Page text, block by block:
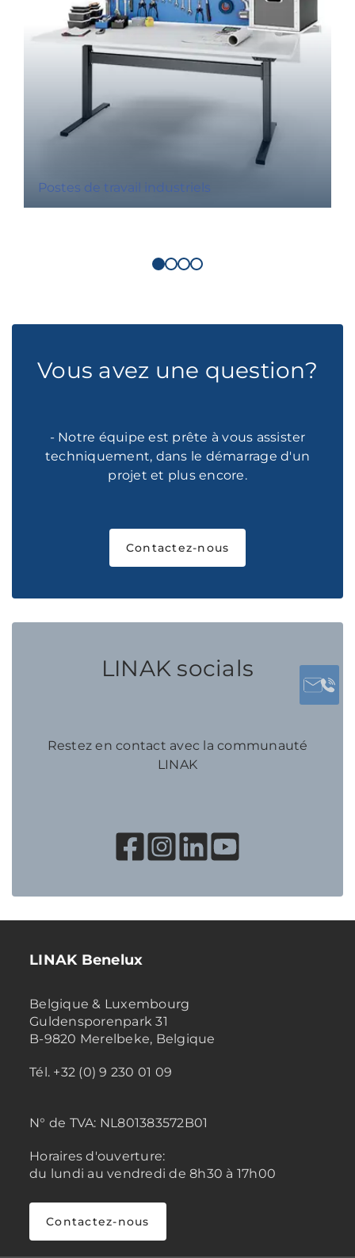
Postes de travail industriels
Vous avez une question?
- Notre équipe est prête à vous assister
techniquement, dans le démarrage d'un
projet et plus encore.
Contactez-nous
LINAK socials
Restez en contact avec la communauté
LINAK
LINAK Benelux
Belgique & Luxembourg
Guldensporenpark 31
B-9820 Merelbeke, Belgique
Tél. +32 (0) 9 230 01 09
N° de TVA: NL801383572B01
Horaires d'ouverture:
du lundi au vendredi de 8h30 à 17h00
Contactez-nous